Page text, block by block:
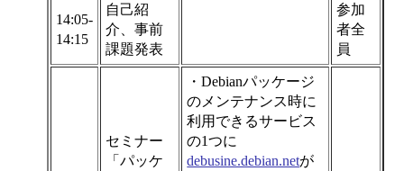
14:05-
14:15
自己紹
介、事前
課題発表
参加
者全
員
セミナー
「パッケ
・Debianパッケージ
のメンテナンス時に
利用できるサービス
の1つに
debusine.debian.netが